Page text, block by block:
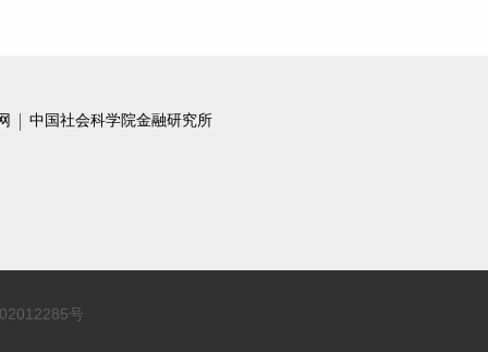
中国社会科学院金融研究所
号